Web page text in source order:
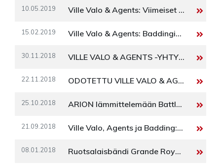
10.05.2019 Ville Valo & Agents: Viimeiset keikat elokuussa
15.02.2019 Ville Valo & Agents: Baddingin selittämätön tenho
30.11.2018 VILLE VALO & AGENTS -YHTYEEN KIERTUE ALKAA MAALISKUUSSA 2019
22.11.2018 ODOTETTU VILLE VALO & AGENTS -ALBUMI JULKAISTAAN 15.2.2019
25.10.2018 ARION lämmittelemään Battle Beastiä Eurooppaan
21.09.2018 Ville Valo, Agents ja Badding: Orpolapsi kiurun
08.01.2018 Ruotsalaisbändi Grande Royale saapuu ensimmäisille Suomen keikoilleen